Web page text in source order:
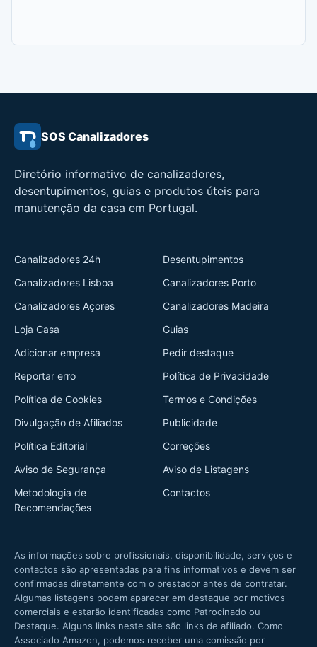
SOS Canalizadores
Diretório informativo de canalizadores,
desentupimentos, guias e produtos úteis para
manutenção da casa em Portugal.
Canalizadores 24h
Desentupimentos
Canalizadores Lisboa
Canalizadores Porto
Canalizadores Açores
Canalizadores Madeira
Loja Casa
Guias
Adicionar empresa
Pedir destaque
Reportar erro
Política de Privacidade
Política de Cookies
Termos e Condições
Divulgação de Afiliados
Publicidade
Política Editorial
Correções
Aviso de Segurança
Aviso de Listagens
Metodologia de
Recomendações
Contactos
As informações sobre profissionais, disponibilidade, serviços e
contactos são apresentadas para fins informativos e devem ser
confirmadas diretamente com o prestador antes de contratar.
Algumas listagens podem aparecer em destaque por motivos
comerciais e estarão identificadas como Patrocinado ou
Destaque. Alguns links neste site são links de afiliado. Como
Associado Amazon, podemos receber uma comissão por